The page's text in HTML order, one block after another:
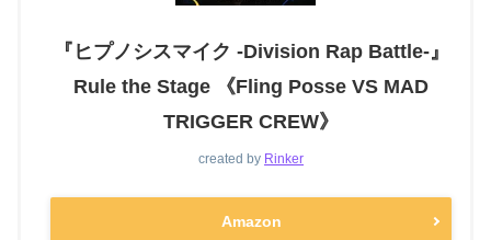
『ヒプノシスマイク -Division Rap Battle-』
Rule the Stage 《Fling Posse VS MAD
TRIGGER CREW》
created by Rinker
Amazon